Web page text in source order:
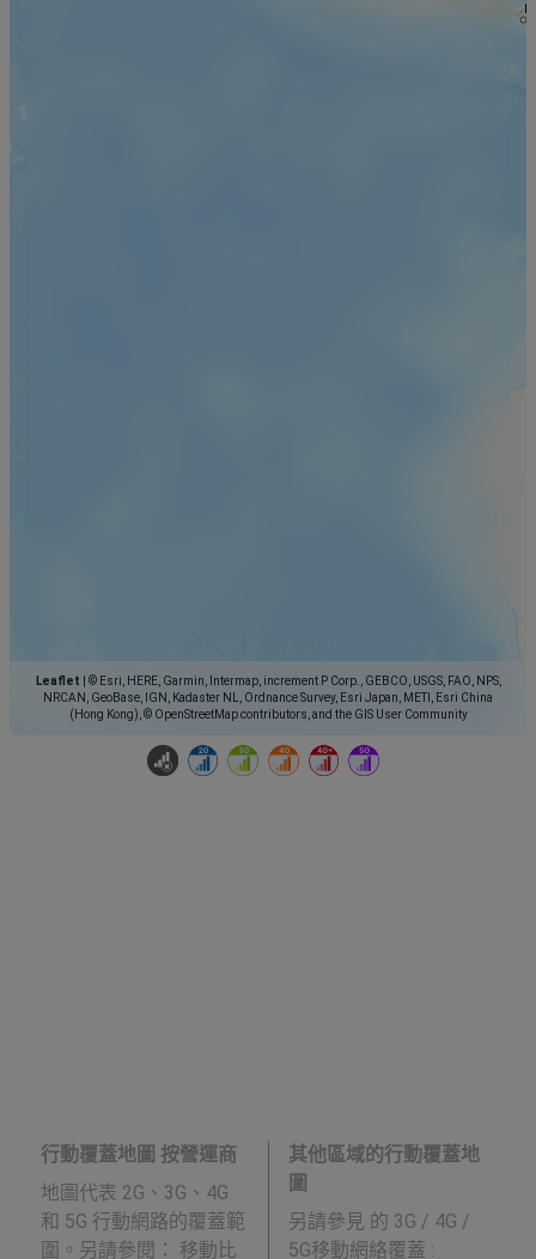
Leaflet
© Esri, HERE, Garmin, Intermap, increment P Corp., GEBCO, USGS, FAO, NPS,
NRCAN, GeoBase, IGN, Kadaster NL, Ordnance Survey, Esri Japan, METI, Esri China
(Hong Kong), © OpenStreetMap contributors, and the GIS User Community
行動覆蓋地圖 按營運商
地圖代表 2G、3G、4G
和 5G 行動網路的覆蓋範
圍。另請參閱： 移動比
其他區域的行動覆蓋地
圖
另請參見 的 3G / 4G /
5G移動網絡覆蓋 :